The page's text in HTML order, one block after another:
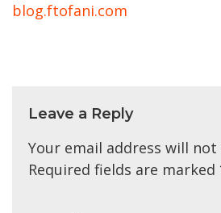
blog.ftofani.com
Leave a Reply
Your email address will
Required fields are marked